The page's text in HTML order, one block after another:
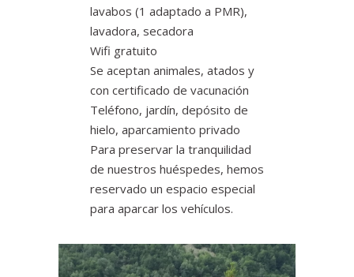
lavabos (1 adaptado a PMR),
lavadora, secadora
Wifi gratuito
Se aceptan animales, atados y
con certificado de vacunación
Teléfono, jardín, depósito de
hielo, aparcamiento privado
Para preservar la tranquilidad
de nuestros huéspedes, hemos
reservado un espacio especial
para aparcar los vehículos.